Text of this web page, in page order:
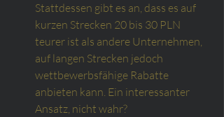
Stattdessen gibt es an, dass es auf
kurzen Strecken 20 bis 30 PLN
teurer ist als andere Unternehmen,
auf langen Strecken jedoch
wettbewerbsfähige Rabatte
anbieten kann. Ein interessanter
Ansatz, nicht wahr?